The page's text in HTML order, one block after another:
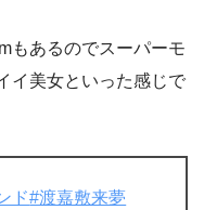
もあるのでスーパーモ
イ美女といった感じで
ド#渡嘉敷来夢